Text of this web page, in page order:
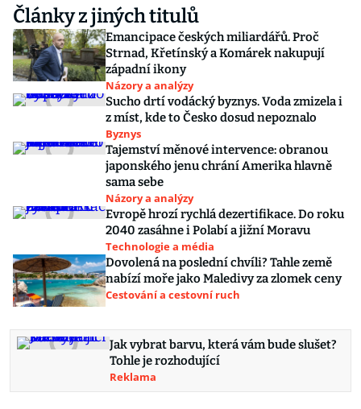
Články z jiných titulů
Emancipace českých miliardářů. Proč
Strnad, Křetínský a Komárek nakupují
západní ikony
Názory a analýzy
Sucho drtí vodácký byznys. Voda zmizela i
z míst, kde to Česko dosud nepoznalo
Byznys
Tajemství měnové intervence: obranou
japonského jenu chrání Amerika hlavně
sama sebe
Názory a analýzy
Evropě hrozí rychlá dezertifikace. Do roku
2040 zasáhne i Polabí a jižní Moravu
Technologie a média
Dovolená na poslední chvíli? Tahle země
nabízí moře jako Maledivy za zlomek ceny
Cestování a cestovní ruch
Jak vybrat barvu, která vám bude slušet?
Tohle je rozhodující
Reklama